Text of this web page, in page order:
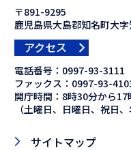
〒891-9295
鹿児島県大島郡知名町大
アクセス
電話番号： 0997-93-3111
ファックス： 0997-93-
開庁時間：8時30分から17
（土曜日、日曜日、祝日
サイトマップ